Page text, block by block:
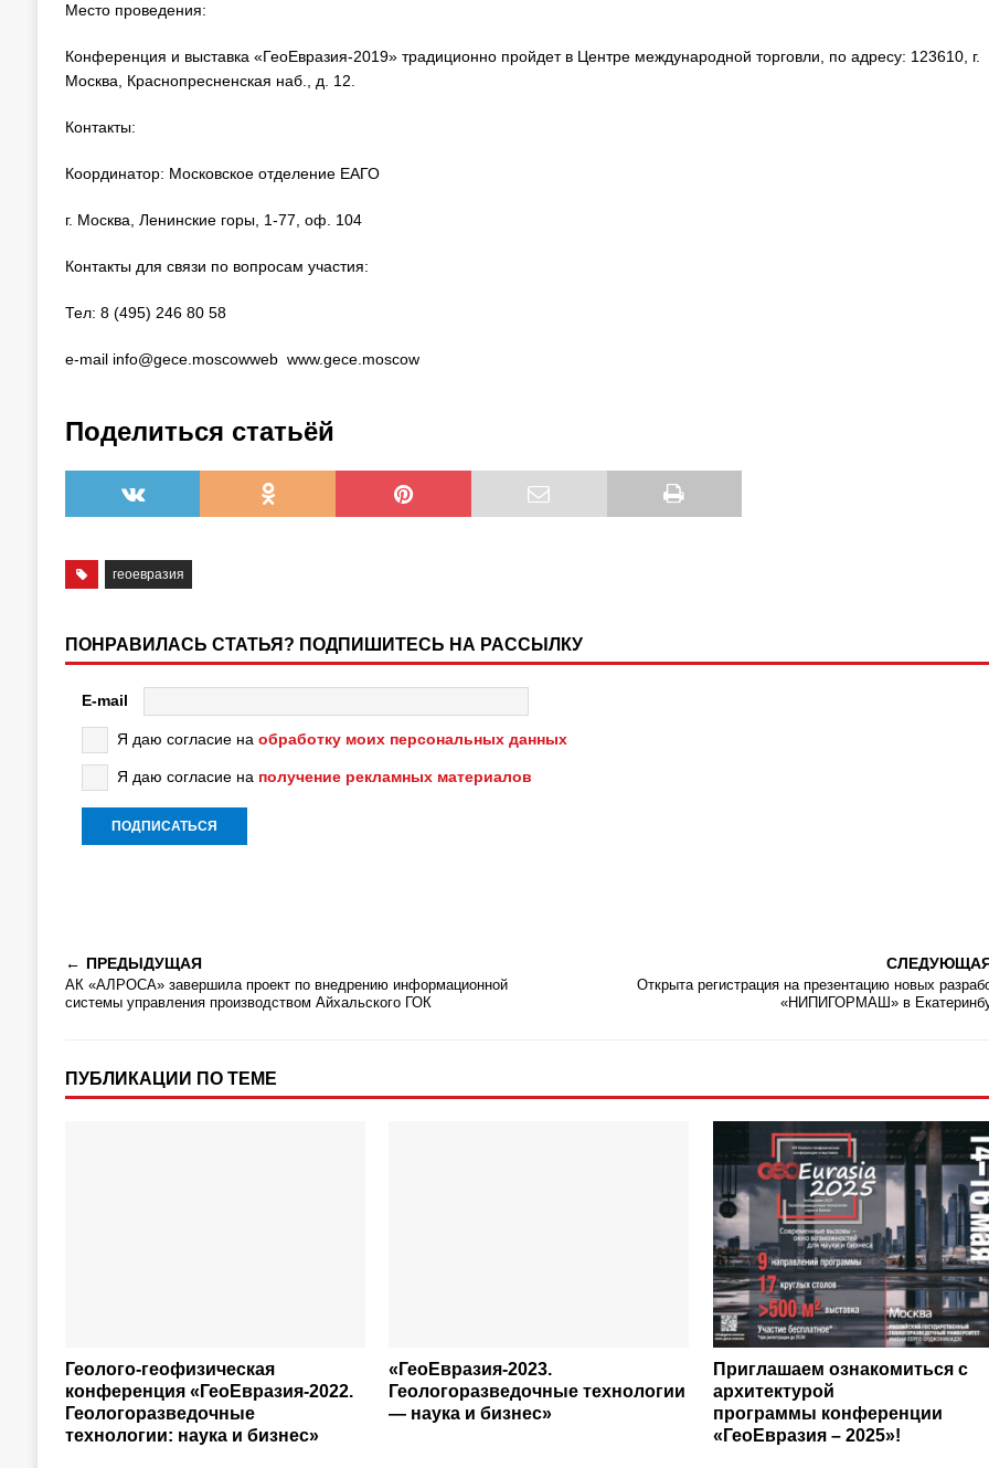
Место проведения:
Конференция и выставка «ГеоЕвразия-2019» традиционно пройдет в Центре международной торговли, по адресу: 123610, г.
Москва, Краснопресненская наб., д. 12.
Контакты:
Координатор: Московское отделение ЕАГО
г. Москва, Ленинские горы, 1-77, оф. 104
Контакты для связи по вопросам участия:
Тел: 8 (495) 246 80 58
e-mail info@gece.moscowweb www.gece.moscow
Поделиться статьёй
геоевразия
ПОНРАВИЛАСЬ СТАТЬЯ? ПОДПИШИТЕСЬ НА РАССЫЛКУ
E-mail
Я даю согласие на обработку моих персональных данных
Я даю согласие на получение рекламных материалов
ПРЕДЫДУЩАЯ
АК «АЛРОСА» завершила проект по внедрению информационной
системы управления производством Айхальского ГОК
Открыта регистрация на презентацию новых
«НИПИГОРМАШ» в
ПУБЛИКАЦИИ ПО ТЕМЕ
Геолого-геофизическая
конференция «ГеоЕвразия-2022.
Геологоразведочные
технологии: наука и бизнес»
«ГеоЕвразия-2023.
Геологоразведочные технологии
— наука и бизнес»
Приглашаем ознакомиться с
архитектурой
программы конференции
«ГеоЕвразия – 2025»!